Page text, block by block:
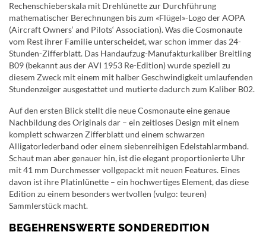
Rechenschieberskala mit Drehlünette zur Durchführung
mathematischer Berechnungen bis zum «Flügel»-Logo der AOPA
(Aircraft Owners‘ and Pilots‘ Association). Was die Cosmonaute
vom Rest ihrer Familie unterscheidet, war schon immer das 24-
Stunden-Zifferblatt. Das Handaufzug-Manufakturkaliber Breitling
B09 (bekannt aus der AVI 1953 Re-Edition) wurde speziell zu
diesem Zweck mit einem mit halber Geschwindigkeit umlaufenden
Stundenzeiger ausgestattet und mutierte dadurch zum Kaliber B02.
Auf den ersten Blick stellt die neue Cosmonaute eine genaue
Nachbildung des Originals dar – ein zeitloses Design mit einem
komplett schwarzen Zifferblatt und einem schwarzen
Alligatorlederband oder einem siebenreihigen Edelstahlarmband.
Schaut man aber genauer hin, ist die elegant proportionierte Uhr
mit 41 mm Durchmesser vollgepackt mit neuen Features. Eines
davon ist ihre Platinlünette – ein hochwertiges Element, das diese
Edition zu einem besonders wertvollen (vulgo: teuren)
Sammlerstück macht.
BEGEHRENSWERTE SONDEREDITION